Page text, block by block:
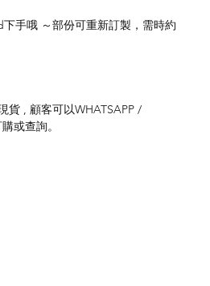
手哦 ～部份可重新訂製，需時約
貨 , 顧客可以WHATSAPP /
或查詢。